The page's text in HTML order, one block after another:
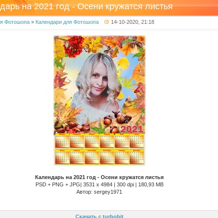
на 2021 год - Осени кружатся листья
Фотошопа » Календари для Фотошопа 14-10-2020, 21:18
Календарь на 2021 год - Осени кружатся листья
PSD + PNG + JPG| 3531 x 4984 | 300 dpi | 180,93 MB
Автор: sergey1971
Скачать с turbobit